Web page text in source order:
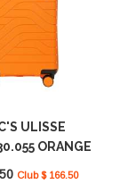
ULISSE
ORANGE
Club $ 166.50